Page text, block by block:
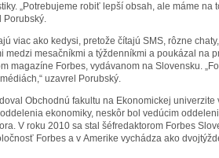
„Potrebujeme robiť lepší obsah, ale máme na
Porubský.
viac ako kedysi, pretože čítajú SMS, rôzne
medzi mesačníkmi a týždenníkmi a poukázal na
magazíne Forbes, vydávanom na Slovensku.
uzavrel Porubský.
Obchodnú fakultu na Ekonomickej
ekonomiky, neskôr bol vedúcim
V roku 2010 sa stal šéfredaktorom Forbes
Forbes a v Amerike vychádza ako